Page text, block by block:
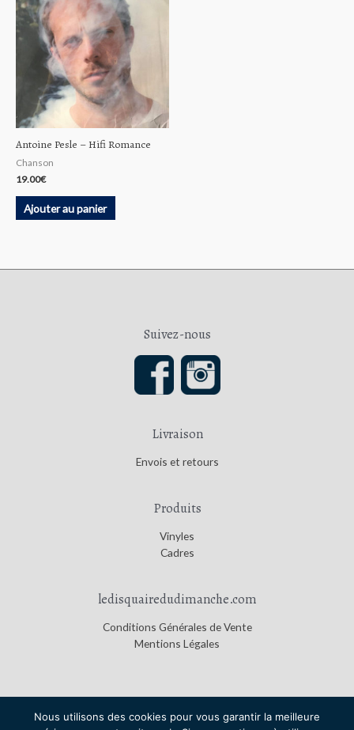
Antoine Pesle ‎– Hifi Romance
Chanson
19.00€
Ajouter au panier
Suivez-nous
Livraison
Envois et retours
Produits
Vinyles
Cadres
ledisquairedudimanche.com
Conditions Générales de Vente
Mentions Légales
Nous utilisons des cookies pour vous garantir la meilleure